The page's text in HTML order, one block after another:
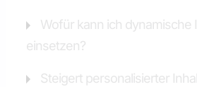
Wofür kann ich dynamische
einsetzen?
Steigert personalisierter